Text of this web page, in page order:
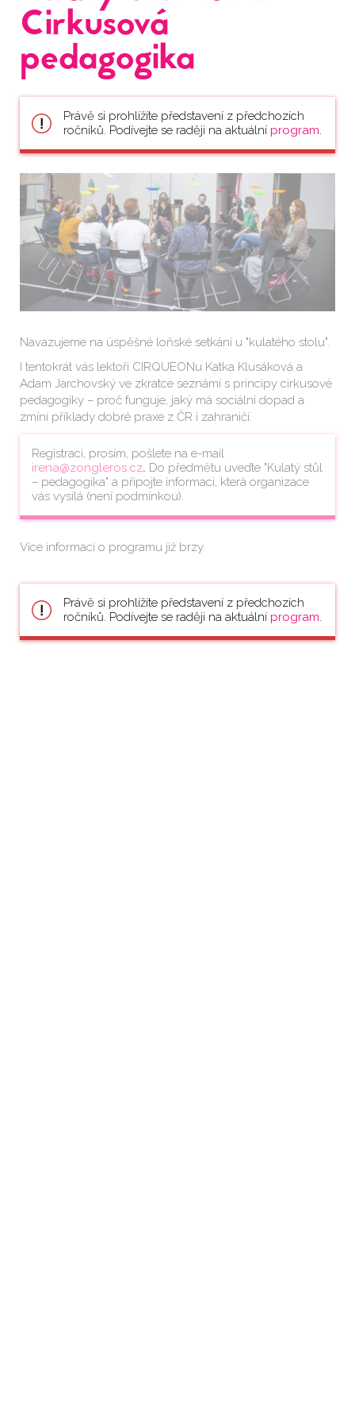
Cirkusová
pedagogika
Právě si prohlížíte představení z předchozích
ročníků. Podívejte se raději na aktuální program.
Navazujeme na úspěšné loňské setkání u "kulatého stolu".
I tentokrát vás lektoři CIRQUEONu Katka Klusáková a
Adam Jarchovský ve zkratce seznámí s principy cirkusové
pedagogiky – proč funguje, jaký má sociální dopad a
zmíní příklady dobré praxe z ČR i zahraničí.
Registraci, prosím, pošlete na e-mail
irena@zongleros.cz. Do předmětu uveďte "Kulatý stůl
– pedagogika" a připojte informaci, která organizace
vás vysílá (není podmínkou).
Více informací o programu již brzy.
Právě si prohlížíte představení z předchozích
ročníků. Podívejte se raději na aktuální program.